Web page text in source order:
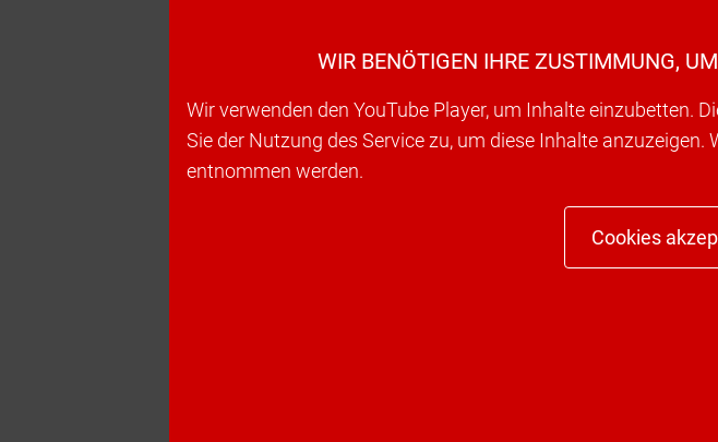
WIR BENÖTIGEN IHRE ZUSTIMMUNG,
Wir verwenden den YouTube Player, um Inhalte einzubetten.
Sie der Nutzung des Service zu, um diese Inhalte
entnommen werden.
Cookies